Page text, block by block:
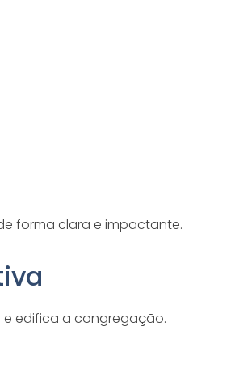
forma clara e impactante.
e edifica a congregação.